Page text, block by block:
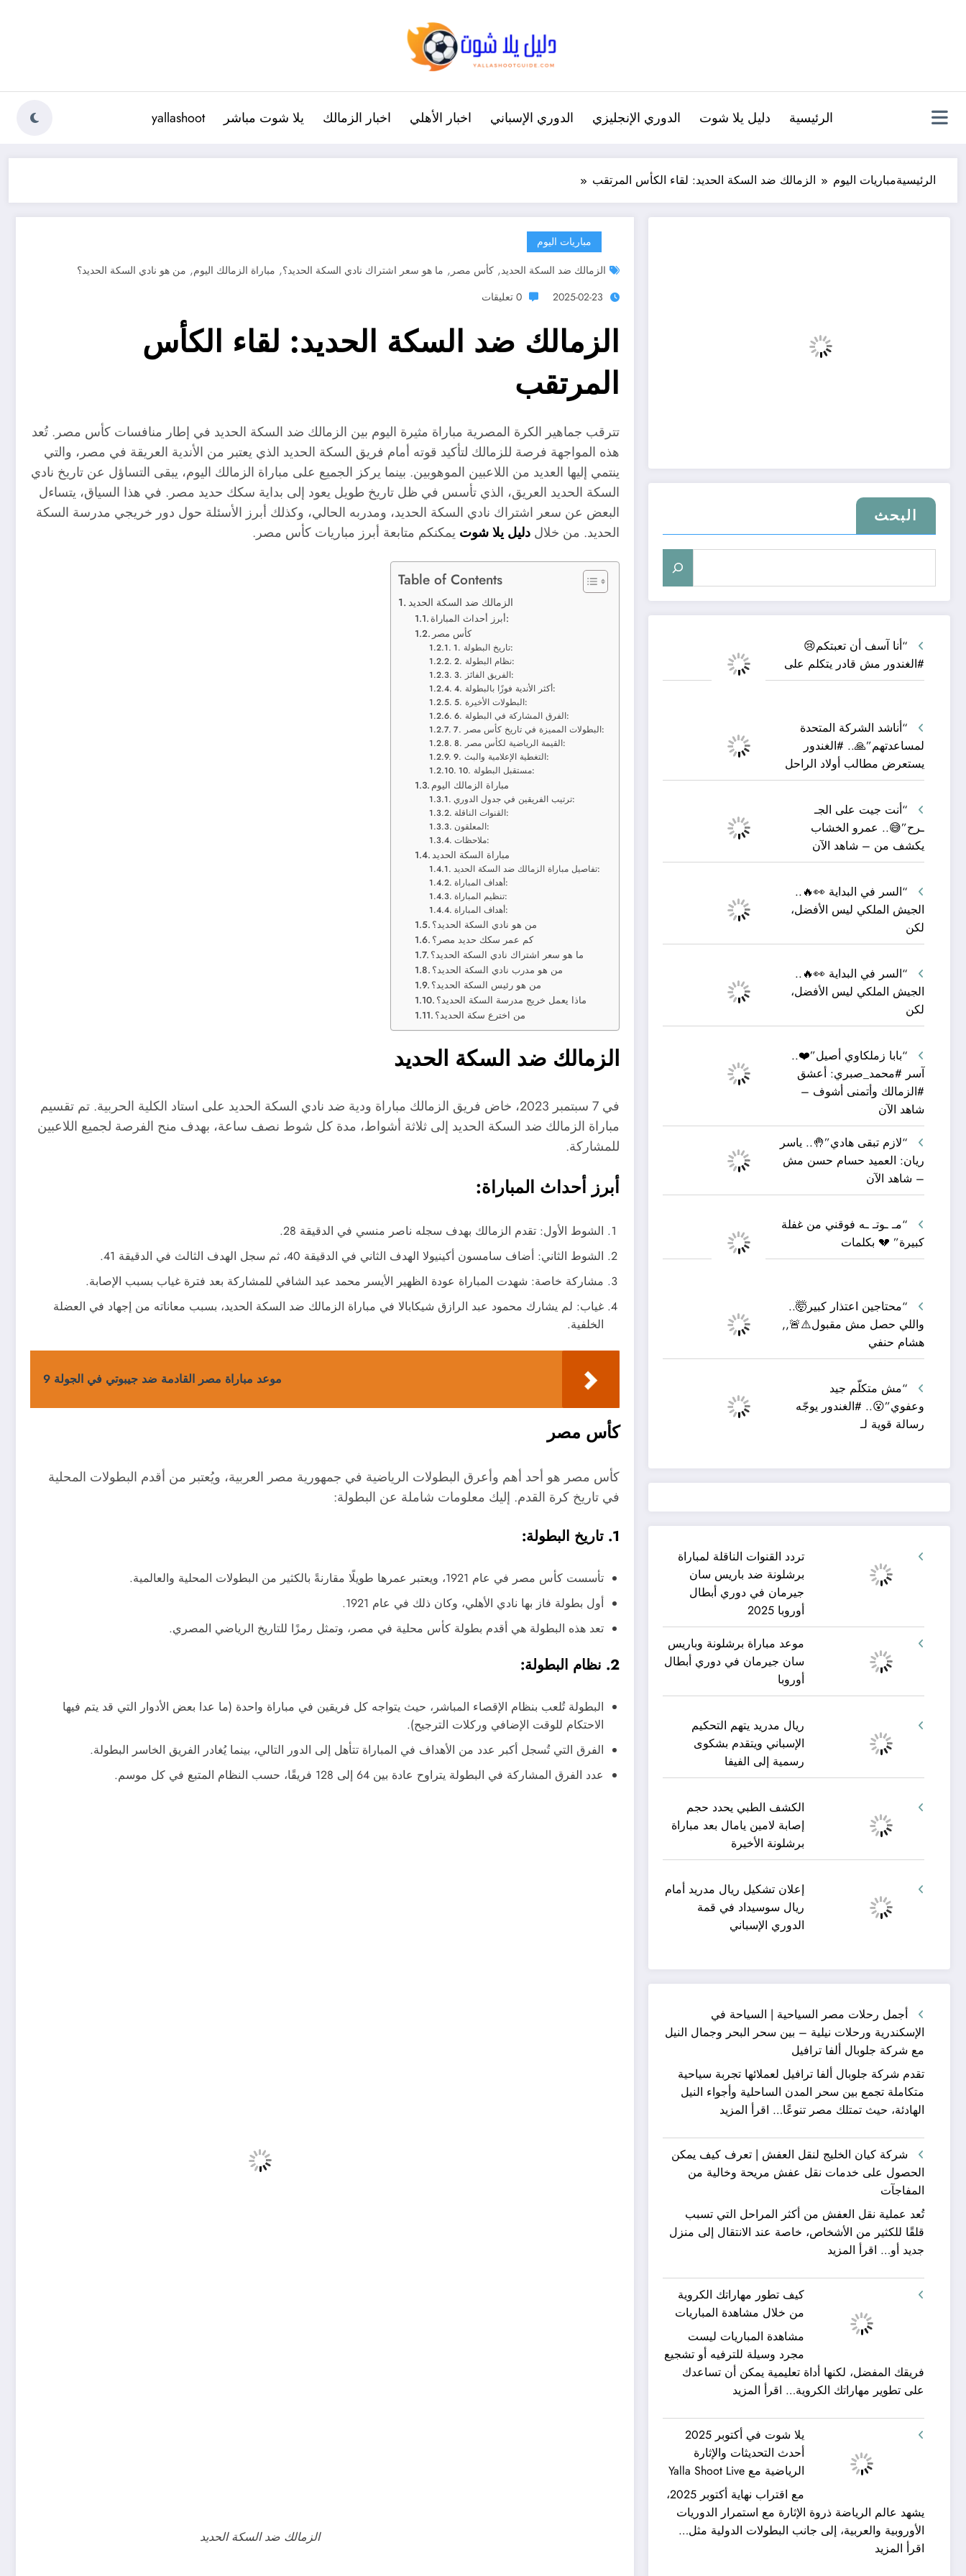
الرئيسية دليل يلا شوت الدوري الإنجليزي الدوري الإسباني اخبار الأهلي اخبار الزمالك يلا شوت مباشر yallashoot
الرئيسيةمباريات اليوم الزمالك ضد السكة الحديد: لقاء الكأس المرتقب
البحث
“أنا آسف أن تعبتكم😢
#الغندور مش قادر يتكلم على
“أناشد الشركة المتحدة
لمساعدتهم”🙏.. #الغندور
يستعرض مطالب أولاد الراحل
“أنت جيت على الجـ
ـرح”😅.. عمرو الخشاب
يكشف من – شاهد الآن
“السر في البداية 👀🔥..
الجيش الملكي ليس الأفضل،
لكن
“السر في البداية 👀🔥..
الجيش الملكي ليس الأفضل،
لكن
“بابا زملكاوي أصيل”❤️..
آسر #محمد_صبري: أعشق
#الزمالك وأتمنى أشوف –
شاهد الآن
“لازم تبقى هادي”🤚.. ياسر
ريان: العميد حسام حسن مش
– شاهد الآن
“مـ ـوتـ ـه فوقني من غفلة
كبيرة” 💔 بكلمات
“محتاجين اعتذار كبير🤯..
واللي حصل مش مقبول⚠️🚨,,
هشام حنفي
“مش متكلّم جيد
وعفوي”😮.. #الغندور يوجّه
رسالة قوية لـ
تردد القنوات الناقلة لمباراة
برشلونة ضد باريس سان
جيرمان في دوري أبطال
أوروبا 2025
موعد مباراة برشلونة وباريس
سان جيرمان في دوري أبطال
أوروبا
ريال مدريد يتهم التحكيم
الإسباني ويتقدم بشكوى
رسمية إلى الفيفا
الكشف الطبي يحدد حجم
إصابة لامين يامال بعد مباراة
برشلونة الأخيرة
إعلان تشكيل ريال مدريد أمام
ريال سوسيداد في قمة
الدوري الإسباني
أجمل رحلات مصر السياحية | السياحة في
الإسكندرية ورحلات نيلية – بين سحر البحر وجمال النيل
مع شركة جلوبال ألفا ترافيل
تقدم شركة جلوبال ألفا ترافيل لعملائها تجربة سياحية
متكاملة تجمع بين سحر المدن الساحلية وأجواء النيل
الهادئة، حيث تمتلك مصر تنوعًا… اقرأ المزيد
مصر
السياحية
السياحة
في
نيلية
–
سحر
البحر
وجمال
مع
شركة
جلوبال
ألفا
ترافيل
شركة كيان الخليج لنقل العفش | تعرف كيف يمكن
الحصول على خدمات نقل عفش مريحة وخالية من
المفاجآت
تُعد عملية نقل العفش من أكثر المراحل التي تسبب
قلقًا للكثير من الأشخاص، خاصة عند الانتقال إلى منزل
جديد أو… اقرأ المزيد
الخليج
العفش
تعرف
كيف
الحصول
خدمات
عفش
مريحة
وخالية
كيف تطور مهاراتك الكروية
من خلال مشاهدة المباريات
مشاهدة المباريات ليست
مجرد وسيلة للترفيه أو تشجيع
فريقك المفضل، لكنها أداة تعليمية يمكن أن تساعدك
على تطوير مهاراتك الكروية… اقرأ المزيد
مهاراتك
الكروية
من
خلال
مشاهدة
المباريات
يلا شوت في أكتوبر 2025
أحدث التحديثات والإثارة
الرياضية مع Yalla Shoot Live
مع اقتراب نهاية أكتوبر 2025،
يشهد عالم الرياضة ذروة الإثارة مع استمرار الدوريات
الأوروبية والعربية، إلى جانب البطولات الدولية مثل…
اقرأ المزيد
مباريات اليوم
الزمالك ضد السكة الحديد,كأس مصر , ما هو سعر اشتراك نادي السكة الحديد؟, مباراة الزمالك اليوم, من هو نادي السكة الحديد؟
2025-02-23
0 تعليقات
الزمالك ضد السكة الحديد: لقاء الكأس
المرتقب
تترقب جماهير الكرة المصرية مباراة مثيرة اليوم بين الزمالك ضد السكة الحديد في إطار منافسات كأس مصر. تُعد
هذه المواجهة فرصة للزمالك لتأكيد قوته أمام فريق السكة الحديد الذي يعتبر من الأندية العريقة في مصر، والتي
ينتمي إليها العديد من اللاعبين الموهوبين. بينما يركز الجميع على مباراة الزمالك اليوم، يبقى التساؤل عن تاريخ نادي
السكة الحديد العريق، الذي تأسس في ظل تاريخ طويل يعود إلى بداية سكك حديد مصر. في هذا السياق، يتساءل
البعض عن سعر اشتراك نادي السكة الحديد، ومدربه الحالي، وكذلك أبرز الأسئلة حول دور خريجي مدرسة السكة
الحديد. من خلالدليل يلا شوت يمكنكم متابعة أبرز مباريات كأس مصر.
Table of Contents
الزمالك ضد السكة الحديد
أبرز أحداث المباراة:
كأس مصر
1. تاريخ البطولة:
2. نظام البطولة:
3. الفريق الفائز:
4. أكثر الأندية فوزًا بالبطولة:
5. البطولات الأخيرة:
6. الفرق المشاركة في البطولة:
7. البطولات المميزة في تاريخ كأس مصر:
8. القيمة الرياضية لكأس مصر:
9. التغطية الإعلامية والبث:
10. مستقبل البطولة:
مباراة الزمالك اليوم
ترتيب الفريقين في جدول الدوري:
القنوات الناقلة:
المعلقون:
ملاحظات:
مباراة السكة الحديد
تفاصيل مباراة الزمالك ضد السكة الحديد:
أهداف المباراة:
تنظيم المباراة:
أهداف المباراة:
من هو نادي السكة الحديد؟
كم عمر سكك حديد مصر؟
ما هو سعر اشتراك نادي السكة الحديد؟
من هو مدرب نادي السكة الحديد؟
من هو رئيس السكة الحديد؟
ماذا يعمل خريج مدرسة السكة الحديد؟
من اخترع سكة الحديد؟
الزمالك ضد السكة الحديد
في 7 سبتمبر 2023، خاض فريق الزمالك مباراة ودية ضد نادي السكة الحديد على استاد الكلية الحربية. تم تقسيم
مباراة الزمالك ضد السكة الحديد إلى ثلاثة أشواط، مدة كل شوط نصف ساعة، بهدف منح الفرصة لجميع اللاعبين
للمشاركة.
أبرز أحداث المباراة:
الشوط الأول: تقدم الزمالك بهدف سجله ناصر منسي في الدقيقة 28.
الشوط الثاني: أضاف سامسون أكينيولا الهدف الثاني في الدقيقة 40، ثم سجل الهدف الثالث في الدقيقة 41.
مشاركة خاصة: شهدت المباراة عودة الظهير الأيسر محمد عبد الشافي للمشاركة بعد فترة غياب بسبب الإصابة.
غياب: لم يشارك محمود عبد الرازق شيكابالا في مباراة الزمالك ضد السكة الحديد، بسبب معاناته من إجهاد في العضلة
الخلفية.
موعد مباراة مصر القادمة ضد جيبوتي في الجولة 9
كأس مصر
كأس مصر هو أحد أهم وأعرق البطولات الرياضية في جمهورية مصر العربية، ويُعتبر من أقدم البطولات المحلية
في تاريخ كرة القدم. إليك معلومات شاملة عن البطولة:
1. تاريخ البطولة:
تأسست كأس مصر في عام 1921، ويعتبر عمرها طويلًا مقارنةً بالكثير من البطولات المحلية والعالمية.
أول بطولة فاز بها نادي الأهلي، وكان ذلك في عام 1921.
تعد هذه البطولة هي أقدم بطولة كأس محلية في مصر، وتمثل رمزًا للتاريخ الرياضي المصري.
2. نظام البطولة:
البطولة تُلعب بنظام الإقصاء المباشر، حيث يتواجه كل فريقين في مباراة واحدة (ما عدا بعض الأدوار التي قد يتم فيها
الاحتكام للوقت الإضافي وركلات الترجيح).
الفرق التي تُسجل أكبر عدد من الأهداف في المباراة تتأهل إلى الدور التالي، بينما يُغادر الفريق الخاسر البطولة.
عدد الفرق المشاركة في البطولة يتراوح عادة بين 64 إلى 128 فريقًا، حسب النظام المتبع في كل موسم.
الزمالك ضد السكة الحديد